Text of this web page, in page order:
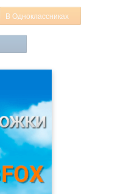
В Одноклассниках